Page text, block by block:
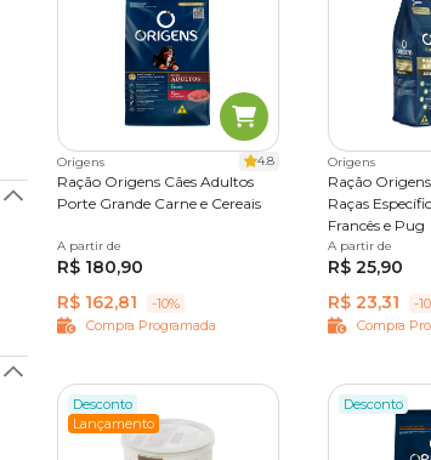
Origens 4.8
Ração Origens Cães Adultos
Porte Grande Carne e Cereais
15kg
A partir de
R$ 180,90
R$ 162,81
-10%
Compra Programada
Origens
Ração
Raças
Francês e Pug
1 kg 10,1 kg
A partir de
R$ 25,90
R$ 23,31
-
Compra
Desconto
Lançamento
Desconto